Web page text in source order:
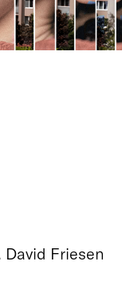
Friesen